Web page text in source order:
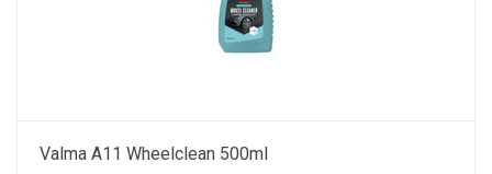
Valma A11 Wheelclean 500ml